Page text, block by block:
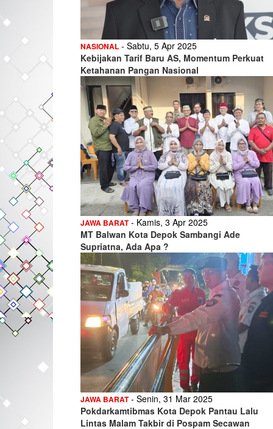
NASIONAL - Sabtu, 5 Apr 2025
Kebijakan Tarif Baru AS, Momentum Perkuat
Ketahanan Pangan Nasional
JAWA BARAT- Kamis, 3 Apr 2025
MT Balwan Kota Depok Sambangi Ade
Supriatna, Ada Apa ?
JAWA BARAT- Senin, 31 Mar 2025
Pokdarkamtibmas Kota Depok Pantau Lalu
Lintas Malam Takbir di Pospam Secawan